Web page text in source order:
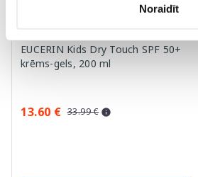
Noraidīt
EUCERIN Kids Dry Touch SPF 50+
krēms-gels, 200 ml
13.60 € 33.99 €